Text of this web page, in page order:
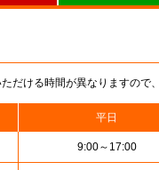
だける時間が異なりますので
平日
9:00～17:00